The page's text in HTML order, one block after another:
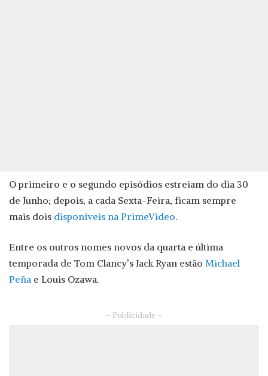
O primeiro e o segundo episódios estreiam do dia 30
de Junho; depois, a cada Sexta-Feira, ficam sempre
mais dois disponíveis na PrimeVideo.
Entre os outros nomes novos da quarta e última
temporada de Tom Clancy’s Jack Ryan estão Michael
Peña e Louis Ozawa.
– Publicidade –